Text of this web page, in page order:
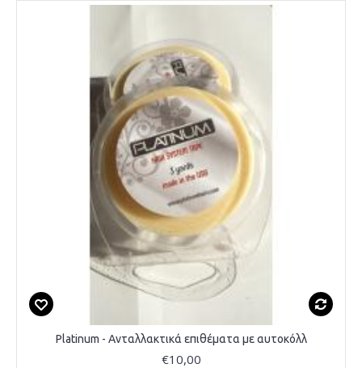
Platinum - Ανταλλακτικά επιθέματα με αυτοκόλλ
€10,00